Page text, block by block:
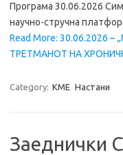
Програма 30.06.2026
научно-стручна
Read More: 30.06.2026
ТРЕТМАНОТ НА
Category: KME Настани
Заеднички